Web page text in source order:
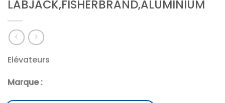
LABJACK,FISHERBRAND,ALUMINIUM
Elévateurs
Marque :